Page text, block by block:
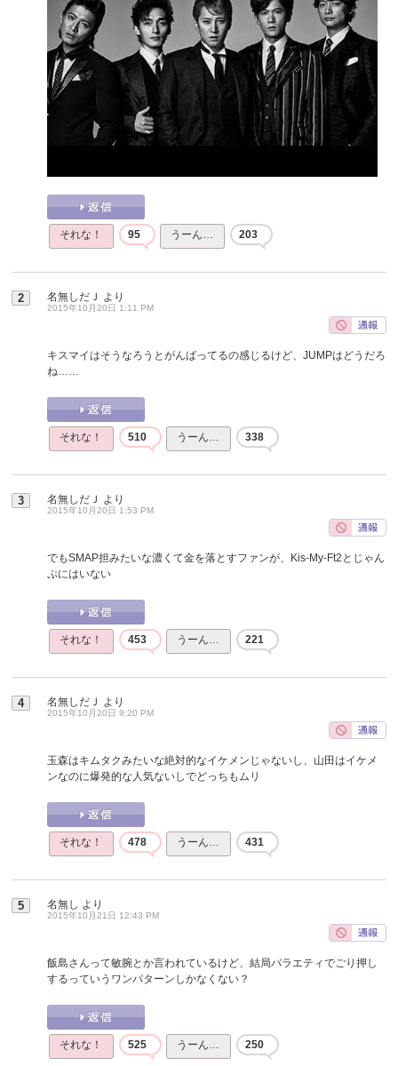
それな！ 95 うーん… 203
2 名無しだＪ より
2015年10月20日 1:11 PM
キスマイはそうなろうとがんばってるの感じるけど、JUMPはどうだろ
ね……
それな！ 510 うーん… 338
3 名無しだＪ より
2015年10月20日 1:53 PM
でもSMAP担みたいな濃くて金を落とすファンが、Kis-My-Ft2とじゃん
ぷにはいない
それな！ 453 うーん… 221
4 名無しだＪ より
2015年10月20日 9:20 PM
玉森はキムタクみたいな絶対的なイケメンじゃないし、山田はイケメ
ンなのに爆発的な人気ないしでどっちもムリ
それな！ 478 うーん… 431
5 名無し より
2015年10月21日 12:43 PM
飯島さんって敏腕とか言われているけど、結局バラエティでごり押し
するっていうワンパターンしかなくない？
それな！ 525 うーん… 250